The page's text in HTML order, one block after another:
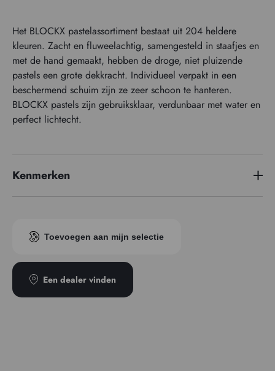
Het BLOCKX pastelassortiment bestaat uit 204 heldere
kleuren. Zacht en fluweelachtig, samengesteld in staafjes en
met de hand gemaakt, hebben de droge, niet pluizende
pastels een grote dekkracht. Individueel verpakt in een
beschermend schuim zijn ze zeer schoon te hanteren.
BLOCKX pastels zijn gebruiksklaar, verdunbaar met water en
perfect lichtecht.
Kenmerken
Toevoegen aan mijn selectie
Een dealer vinden